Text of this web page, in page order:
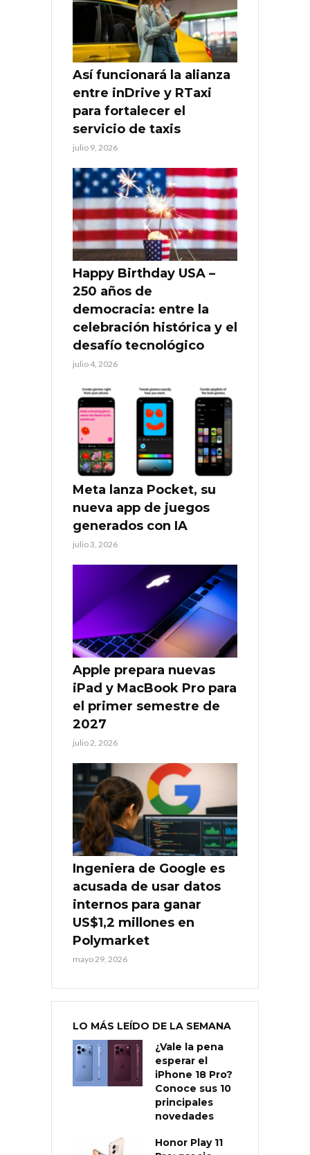
Así funcionará la alianza
entre inDrive y RTaxi
para fortalecer el
servicio de taxis
julio 9, 2026
Happy Birthday USA –
250 años de
democracia: entre la
celebración histórica y el
desafío tecnológico
julio 4, 2026
Meta lanza Pocket, su
nueva app de juegos
generados con IA
julio 3, 2026
Apple prepara nuevas
iPad y MacBook Pro para
el primer semestre de
2027
julio 2, 2026
Ingeniera de Google es
acusada de usar datos
internos para ganar
US$1,2 millones en
Polymarket
mayo 29, 2026
LO MÁS LEÍDO DE LA SEMANA
¿Vale la pena
esperar el
iPhone 18 Pro?
Conoce sus 10
principales
novedades
Honor Play 11